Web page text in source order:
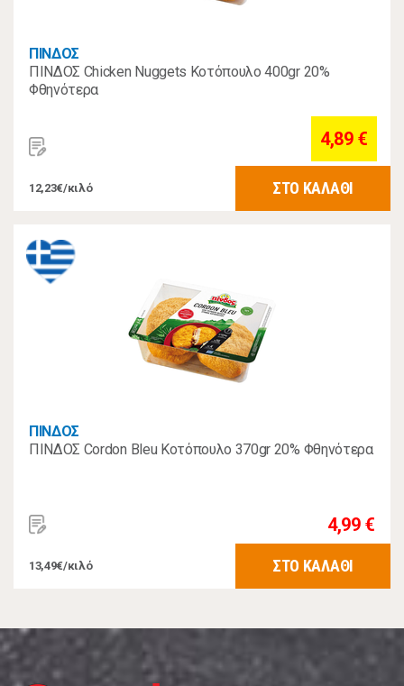
ΠΙΝΔΟΣ
ΠΙΝΔΟΣ Chicken Nuggets Κοτόπουλο 400gr 20%
Φθηνότερα
4,89 €
12,23€/κιλό ΣΤΟ ΚΑΛΑΘΙ
ΠΙΝΔΟΣ
ΠΙΝΔΟΣ Cordon Bleu Κοτόπουλο 370gr 20% Φθηνότερα
4,99 €
13,49€/κιλό ΣΤΟ ΚΑΛΑΘΙ